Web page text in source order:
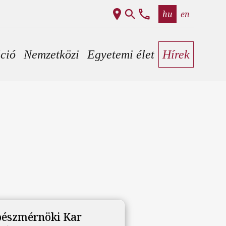
hu en
Nemzetközi Egyetemi élet Hírek
Kar